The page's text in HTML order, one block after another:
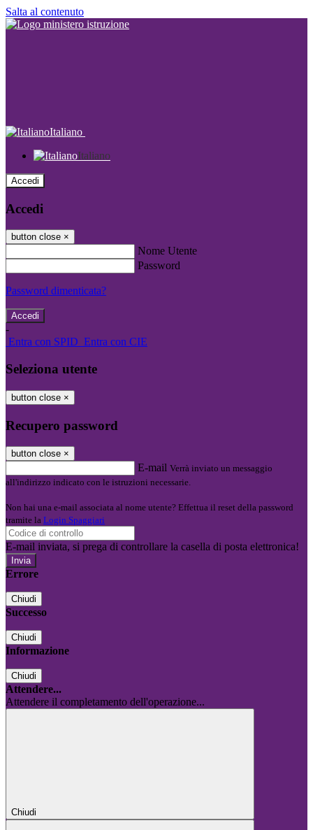
Salta al contenuto
Italiano
Italiano
Accedi
Accedi
button close ×
Nome Utente
Password
Password dimenticata?
-
Entra con SPID Entra con CIE
Seleziona utente
button close ×
Recupero password
button close ×
E-mail Verrà inviato un messaggio
all'indirizzo indicato con le istruzioni necessarie.
Non hai una e-mail associata al nome utente? Effettua il reset della password
tramite la Login Spaggiari
E-mail inviata, si prega di controllare la casella di posta elettronica!
Errore
Chiudi
Successo
Chiudi
Informazione
Chiudi
Attendere...
Attendere il completamento dell'operazione...
Chiudi